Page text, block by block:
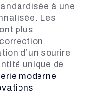
à une
Les
plus
d’un sourire
unique de
moderne